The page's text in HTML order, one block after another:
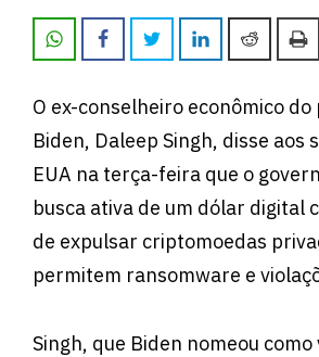
O ex-conselheiro econômico
Biden, Daleep Singh, disse aos
EUA na terça-feira que o
busca ativa de um dólar digital
de expulsar criptomoedas
permitem ransomware e
Singh, que Biden nomeou